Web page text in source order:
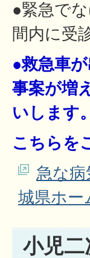
●緊急で
間内に受
●救急車
事案が増
いします。
こちらを
急な
城県ホー
小児二